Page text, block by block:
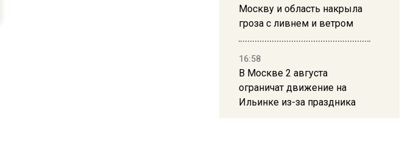
Москву и область накрыла
гроза с ливнем и ветром
16:58
В Москве 2 августа
ограничат движение на
Ильинке из-за праздника